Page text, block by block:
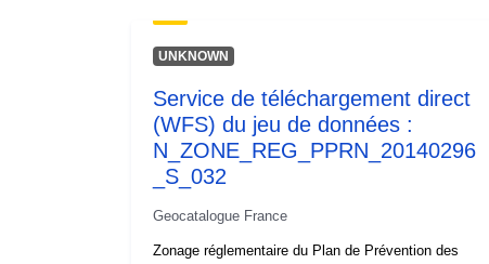
UNKNOWN
Service de téléchargement direct
(WFS) du jeu de données :
N_ZONE_REG_PPRN_20140296
_S_032
Geocatalogue France
Zonage réglementaire du Plan de Prévention des